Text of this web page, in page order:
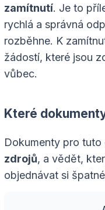
zamítnutí. Je to
rychlá a správná
rozběhne. K
žádostí, které jsou
vůbec.
Které
Dokumenty pro
zdrojů, a vědět,
objednávat si